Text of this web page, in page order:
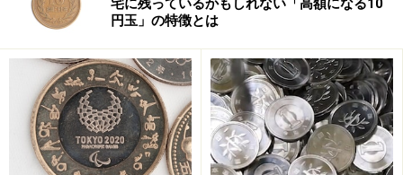
むろん、表向きは子供はお金を賭けないことになってい
るが、実際はわずかなお小遣いを賭けて真剣にやるのが
ならわしで、それがいわば
自分の責任で決断を下すトレ
ーニングともなっている。
そんなわけで、欧米人にとっては幼少時から馴染みもあ
宅に残っているかもしれない「高額になる10
円玉」の特徴とは